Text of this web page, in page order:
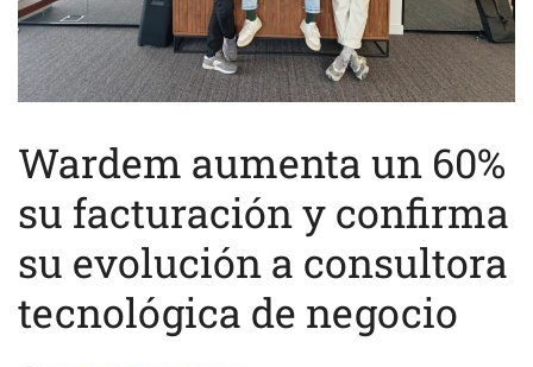
Wardem aumenta un 60%
su facturación y confirma
su evolución a consultora
tecnológica de negocio